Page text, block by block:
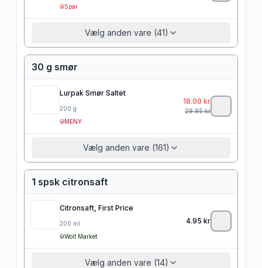
Spar
Vælg anden vare (41)
30 g smør
Lurpak Smør Saltet
200 g
MENY
18.00 kr
29.95kr
Vælg anden vare (161)
1 spsk citronsaft
Citronsaft, First Price
200 ml
Wolt Market
4.95 kr
Vælg anden vare (14)